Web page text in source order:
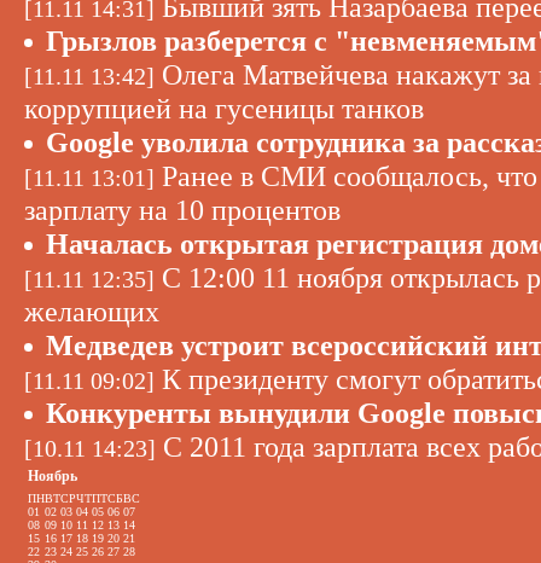
[11.11 14:31] Бывший зять Назарбаева
Грызлов разберется с
[11.11 13:42] Олега Матвейчева накажут
коррупцией на гусеницы танков
Google уволила сотрудника за
[11.11 13:01] Ранее в СМИ сообщалось, что
зарплату на 10 процентов
Началась открытая регистрация
[11.11 12:35] C 12:00 11 ноября открылась
желающих
Медведев устроит всероссийский
[11.11 09:02] К президенту смогут
Конкуренты вынудили Google
[10.11 14:23] С 2011 года зарплата всех
Ноябрь
ПНВТСРЧТПТСБВС
01 02 03 04 05 06 07
08 09 10 11 12 13 14
15 16 17 18 19 20 21
22 23 24 25 26 27 28